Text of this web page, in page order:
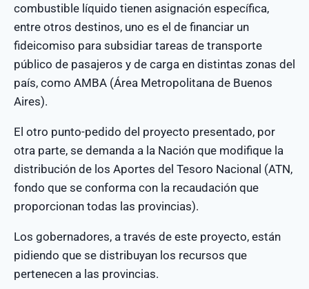
combustible líquido tienen asignación específica,
entre otros destinos, uno es el de financiar un
fideicomiso para subsidiar tareas de transporte
público de pasajeros y de carga en distintas zonas del
país, como AMBA (Área Metropolitana de Buenos
Aires).
El otro punto-pedido del proyecto presentado, por
otra parte, se demanda a la Nación que modifique la
distribución de los Aportes del Tesoro Nacional (ATN,
fondo que se conforma con la recaudación que
proporcionan todas las provincias).
Los gobernadores, a través de este proyecto, están
pidiendo que se distribuyan los recursos que
pertenecen a las provincias.